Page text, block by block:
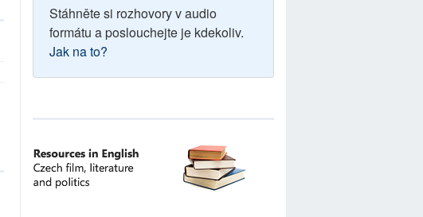
Stáhněte si rozhovory v audio
formátu a poslouchejte je kdekoliv.
Jak na to?